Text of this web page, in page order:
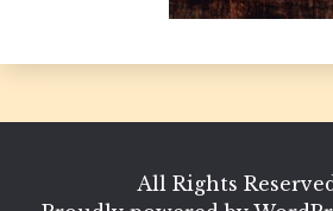
All Rights